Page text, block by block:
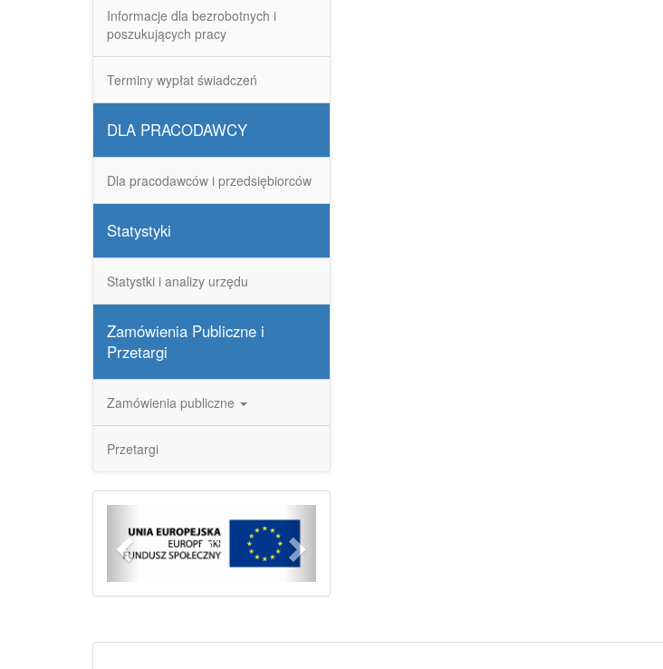
Informacje dla bezrobotnych i
poszukujących pracy
Terminy wypłat świadczeń
DLA PRACODAWCY
Dla pracodawców i przedsiębiorców
Statystyki
Statystki i analizy urzędu
Zamówienia Publiczne i
Przetargi
Zamówienia publiczne
Przetargi
Next